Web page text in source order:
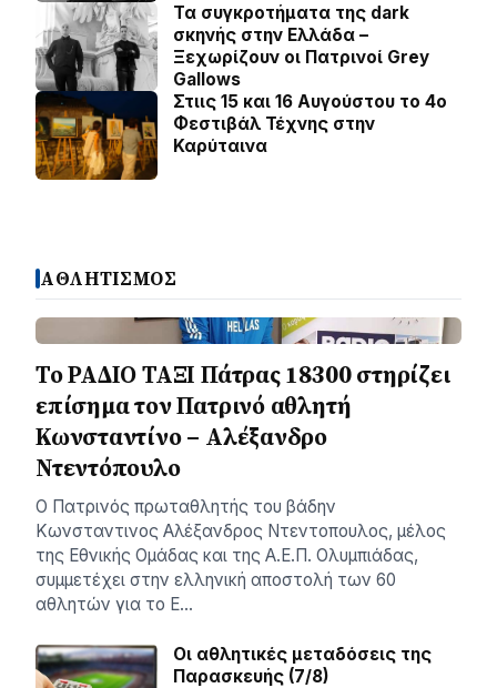
Τα συγκροτήματα της dark
σκηνής στην Ελλάδα –
Ξεχωρίζουν οι Πατρινοί Grey
Gallows
Στιις 15 και 16 Αυγούστου το 4ο
Φεστιβάλ Τέχνης στην
Καρύταινα
ΑΘΛΗΤΙΣΜΟΣ
Το ΡΑΔΙΟ ΤΑΞΙ Πάτρας 18300 στηρίζει
επίσημα τον Πατρινό αθλητή
Κωνσταντίνο – Αλέξανδρο
Ντεντόπουλο
Ο Πατρινός πρωταθλητής του βάδην
Κωνσταντινος Αλέξανδρος Ντεντοπουλος, μέλος
της Εθνικής Ομάδας και της Α.Ε.Π. Ολυμπιάδας,
συμμετέχει στην ελληνική αποστολή των 60
αθλητών για το Ε…
Οι αθλητικές μεταδόσεις της
Παρασκευής (7/8)